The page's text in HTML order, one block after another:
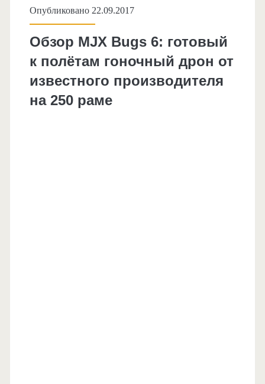
Опубликовано 22.09.2017
Обзор MJX Bugs 6: готовый
к полётам гоночный дрон от
известного производителя
на 250 раме